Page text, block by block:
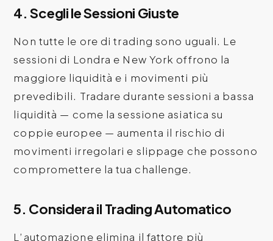
4. Scegli le Sessioni Giuste
Non tutte le ore di trading sono uguali. Le
sessioni di Londra e New York offrono la
maggiore liquidità e i movimenti più
prevedibili. Tradare durante sessioni a bassa
liquidità — come la sessione asiatica su
coppie europee — aumenta il rischio di
movimenti irregolari e slippage che possono
compromettere la tua challenge.
5. Considera il Trading Automatico
L’automazione elimina il fattore più